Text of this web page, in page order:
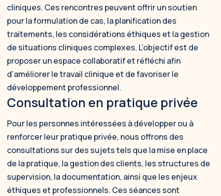
cliniques. Ces rencontres peuvent offrir un soutien
pour la formulation de cas, la planification des
traitements, les considérations éthiques et la gestion
de situations cliniques complexes. L’objectif est de
proposer un espace collaboratif et réfléchi afin
d’améliorer le travail clinique et de favoriser le
développement professionnel.
Consultation en pratique privée
Pour les personnes intéressées à développer ou à
renforcer leur pratique privée, nous offrons des
consultations sur des sujets tels que la mise en place
de la pratique, la gestion des clients, les structures de
supervision, la documentation, ainsi que les enjeux
éthiques et professionnels. Ces séances sont